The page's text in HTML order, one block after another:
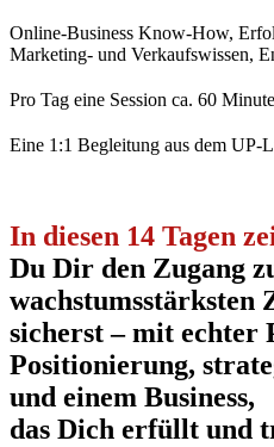
Online-Business Know-How,
Marketing- und Verkaufswissen,
Pro Tag eine Session ca. 60
Eine 1:1 Begleitung aus dem UP-
In diesen 14 Tagen
Du Dir den Zugang
wachstumsstärksten
sicherst – mit echter
Positionierung,
und einem Business,
das Dich erfüllt und